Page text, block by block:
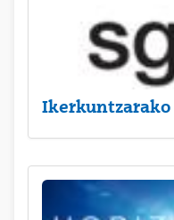
Ikerkuntzarako